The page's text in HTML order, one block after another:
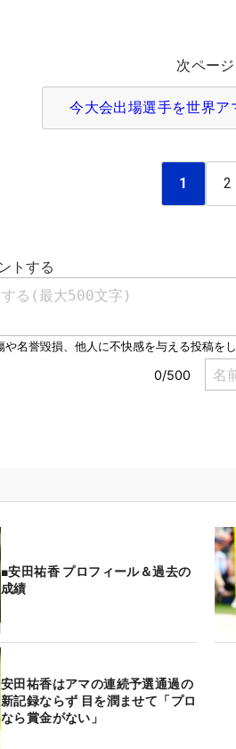
次ページ
今大会出場選手を世界ア
1 2
■安田祐香 プロフィール＆過去の
成績
安田祐香はアマの連続予選通過の
新記録ならず 目を潤ませて「プロ
なら賞金がない」